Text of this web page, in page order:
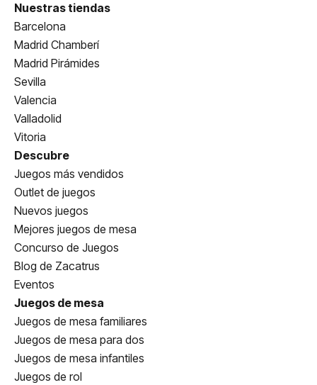
Nuestras tiendas
Barcelona
Madrid Chamberí
Madrid Pirámides
Sevilla
Valencia
Valladolid
Vitoria
Descubre
Juegos más vendidos
Outlet de juegos
Nuevos juegos
Mejores juegos de mesa
Concurso de Juegos
Blog de Zacatrus
Eventos
Juegos de mesa
Juegos de mesa familiares
Juegos de mesa para dos
Juegos de mesa infantiles
Juegos de rol